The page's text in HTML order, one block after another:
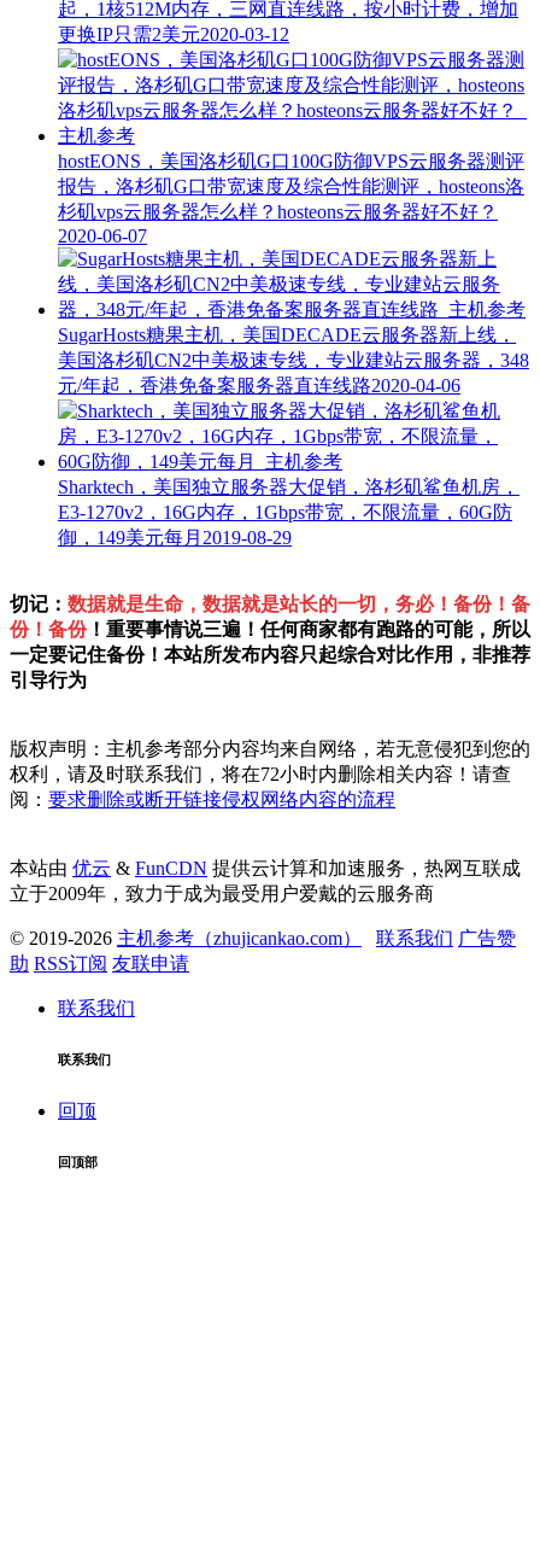
起，1核512M内存，三网直连线路，按小时计费，增加
更换IP只需2美元2020-03-12
hostEONS，美国洛杉矶G口100G防御VPS云服务器测评
报告，洛杉矶G口带宽速度及综合性能测评，hosteons洛
杉矶vps云服务器怎么样？hosteons云服务器好不好？
2020-06-07
SugarHosts糖果主机，美国DECADE云服务器新上线，
美国洛杉矶CN2中美极速专线，专业建站云服务器，348
元/年起，香港免备案服务器直连线路2020-04-06
Sharktech，美国独立服务器大促销，洛杉矶鲨鱼机房，
E3-1270v2，16G内存，1Gbps带宽，不限流量，60G防
御，149美元每月 2019-08-29
切记： 数据就是生命，数据就是站长的一切，务必！备份！备
份！备份！重要事情说三遍！任何商家都有跑路的可能，所以
一定要记住备份！本站所发布内容只起综合对比作用，非推荐
引导行为
版权声明：主机参考部分内容均来自网络，若无意侵犯到您的
权利，请及时联系我们，将在72小时内删除相关内容！请查
阅： 要求删除或断开链接侵权网络内容的流程
本站由 优云 & FunCDN 提供云计算和加速服务，热网互联成
立于2009年，致力于成为最受用户爱戴的云服务商
© 2019-2026 主机参考（zhujicankao.com） 联系我们 广告赞
助 RSS订阅 友联申请
联系我们
联系我们
回顶
回顶部